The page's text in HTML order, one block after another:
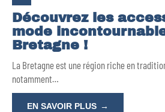
Découvrez les
mode
Bretagne !
La Bretagne est une région riche en
notamment…
EN SAVOIR PLUS